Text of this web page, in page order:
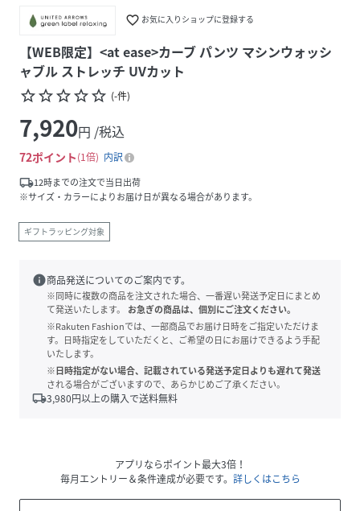
favorite_border お気に入りショップに登録する
【WEB限定】<at ease>カーブ パンツ マシンウォッシ
ャブル ストレッチ UVカット
star_borderstar_borderstar_borderstar_borderstar_border (-件)
7,920円 /税込
72ポイント 1倍
内訳
local_shipping12時までの注文で当日出荷
※サイズ・カラーによりお届け日が異なる場合があります。
ギフトラッピング対象
info商品発送についてのご案内です。
※同時に複数の商品を注文された場合、一番遅い発送予定日にまとめ
て発送いたします。
お急ぎの商品は、個別にご注文ください。
※Rakuten Fashionでは、一部商品でお届け日時をご指定いただけま
す。日時指定をしていただくと、ご希望の日にお届けできるよう手配
いたします。
※日時指定がない場合、記載されている発送予定日よりも遅れて発送
される場合がございますので、あらかじめご了承ください。
local_shipping3,980円以上の購入で送料無料
アプリならポイント最大3倍！
毎月エントリー＆条件達成が必要です。 詳しくはこちら